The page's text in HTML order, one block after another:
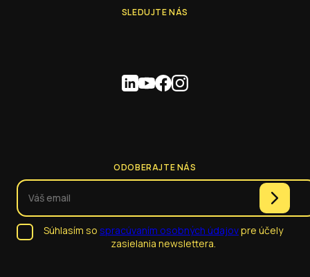
SLEDUJTE NÁS
ODOBERAJTE NÁS
Súhlasím so spracúvaním osobných údajovpre účely
zasielania newslettera.